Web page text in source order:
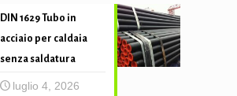
DIN 1629 Tubo in
acciaio per caldaia
senza saldatura
luglio 4, 2026